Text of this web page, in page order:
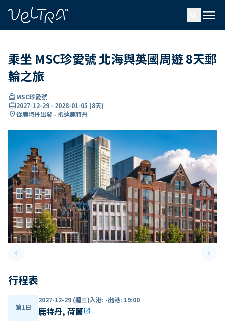
menu
乘坐 MSC珍愛號 北海與英國周遊 8天郵
輪之旅
directions_boatMSC珍愛號
card_travel2027-12-29 - 2028-01-05 (8天)
location_on從鹿特丹出發 - 抵達鹿特丹
keyboard_arrow_leftPrevious slide keyboard_arrow_right
行程表
第1日
2027-12-29 (週三)入港: -出港: 19:00
鹿特丹, 荷蘭open_in_new